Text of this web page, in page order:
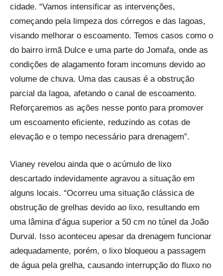
cidade. “Vamos intensificar as intervenções,
começando pela limpeza dos córregos e das lagoas,
visando melhorar o escoamento. Temos casos como o
do bairro irmã Dulce e uma parte do Jomafa, onde as
condições de alagamento foram incomuns devido ao
volume de chuva. Uma das causas é a obstrução
parcial da lagoa, afetando o canal de escoamento.
Reforçaremos as ações nesse ponto para promover
um escoamento eficiente, reduzindo as cotas de
elevação e o tempo necessário para drenagem”.
Vianey revelou ainda que o acúmulo de lixo
descartado indevidamente agravou a situação em
alguns locais. “Ocorreu uma situação clássica de
obstrução de grelhas devido ao lixo, resultando em
uma lâmina d’água superior a 50 cm no túnel da João
Durval. Isso aconteceu apesar da drenagem funcionar
adequadamente, porém, o lixo bloqueou a passagem
de água pela grelha, causando interrupção do fluxo no